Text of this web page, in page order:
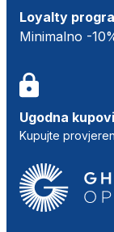
Loyalty
Minimalno -
Ugodna
Kupujte